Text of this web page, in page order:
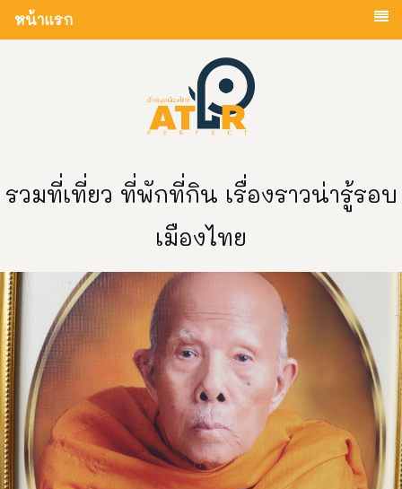
หน้าแรก
รวมที่เที่ยว ที่พักที่กิน เรื่องราวน่ารู้รอบ
เมืองไทย